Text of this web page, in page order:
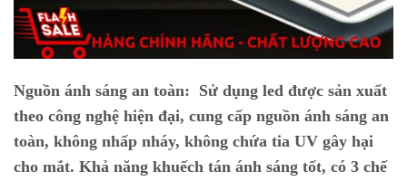
Nguồn ánh sáng an toàn: Sử dụng led được sản xuất
theo công nghệ hiện đại, cung cấp nguồn ánh sáng an
toàn, không nhấp nháy, không chứa tia UV gây hại
cho mắt. Khả năng khuếch tán ánh sáng tốt, có 3 chế